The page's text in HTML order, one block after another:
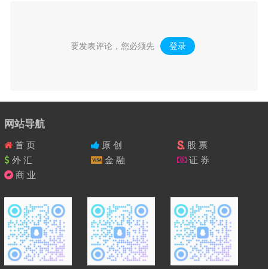
要发表评论，您必须先 登录 。
网站导航
首 页 原 创
股 票
外 汇
金 融
证 券
商 业